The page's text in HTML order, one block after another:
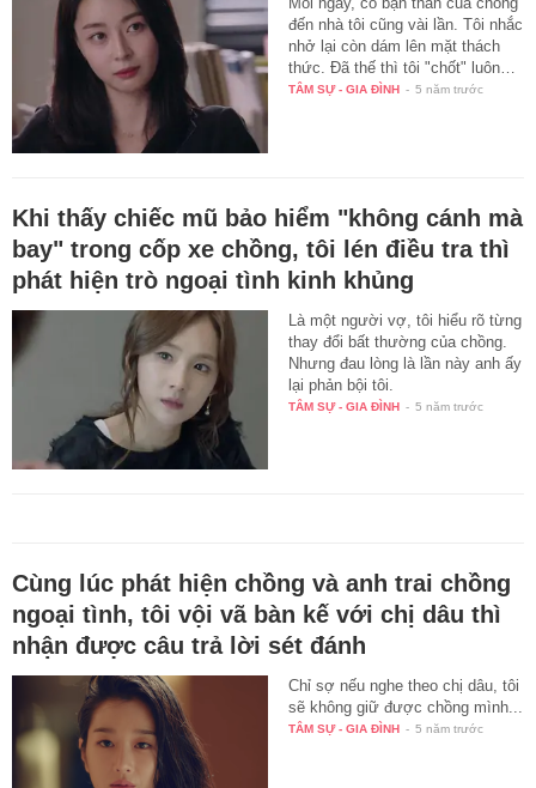
đến nhà tôi cũng vài lần. Tôi nhắc
nhở lại còn dám lên mặt thách
thức. Đã thế thì tôi "chốt" luôn…
TÂM SỰ - GIA ĐÌNH - 5 năm trước
Khi thấy chiếc mũ bảo hiểm "không cánh mà
bay" trong cốp xe chồng, tôi lén điều tra thì
phát hiện trò ngoại tình kinh khủng
Là một người vợ, tôi hiểu rõ từng
thay đổi bất thường của chồng.
Nhưng đau lòng là lần này anh ấy
lại phản bội tôi.
TÂM SỰ - GIA ĐÌNH - 5 năm trước
Cùng lúc phát hiện chồng và anh trai chồng
ngoại tình, tôi vội vã bàn kế với chị dâu thì
nhận được câu trả lời sét đánh
Chỉ sợ nếu nghe theo chị dâu, tôi
sẽ không giữ được chồng mình...
TÂM SỰ - GIA ĐÌNH - 5 năm trước